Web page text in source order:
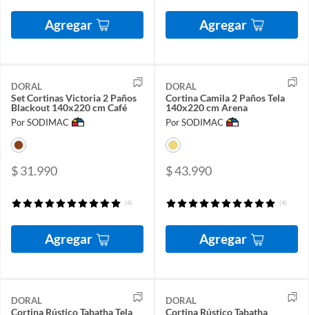
Agregar Agregar
DORAL
Set Cortinas Victoria 2 Paños
Blackout 140x220 cm Café
Por SODIMAC
$ 31.990
(4)
Agregar
DORAL
Cortina Camila 2 Paños Tela
140x220 cm Arena
Por SODIMAC
$ 43.990
(4)
Agregar
DORAL
Cortina Rústico Tabatha Tela
DORAL
Cortina Rústico Tabatha